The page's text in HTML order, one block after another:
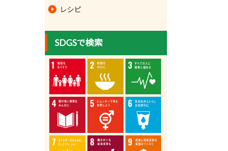
レシピ
SDGSで検索